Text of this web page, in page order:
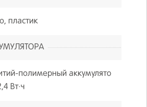
пластик
полимерный аккумулято
Вт∙ч